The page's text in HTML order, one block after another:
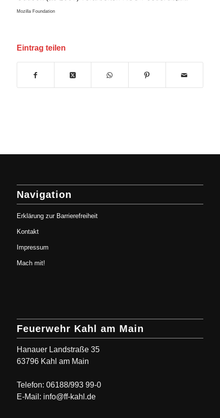
Mozilla Foundation
Eintrag teilen
Navigation
Erklärung zur Barrierefreiheit
Kontakt
Impressum
Mach mit!
Feuerwehr Kahl am Main
Hanauer Landstraße 35
63796 Kahl am Main
Telefon: 06188/993 99-0
E-Mail: info@ff-kahl.de